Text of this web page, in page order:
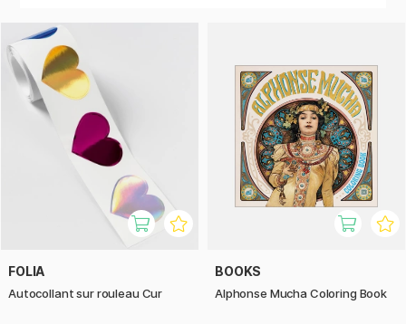
FOLIA
Autocollant sur rouleau Cur
BOOKS
Alphonse Mucha Coloring Book